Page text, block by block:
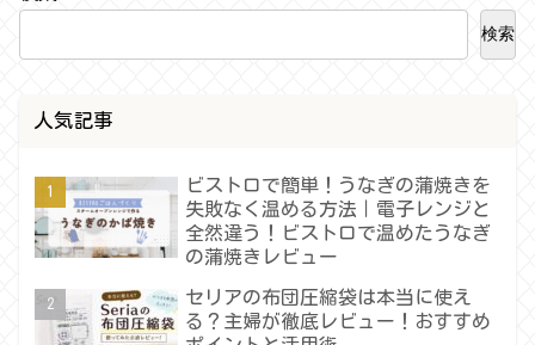
検索
人気記事
ビストロで簡単！うなぎの蒲焼きを
失敗なく温める方法｜電子レンジと
全然違う！ビストロで温めたうなぎ
の蒲焼きレビュー
セリアの布団圧縮袋は本当に使え
る？主婦が徹底レビュー！おすすめ